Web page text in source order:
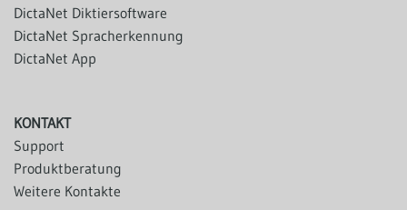
DictaNet Diktiersoftware
DictaNet Spracherkennung
DictaNet App
KONTAKT
Support
Produktberatung
Weitere Kontakte